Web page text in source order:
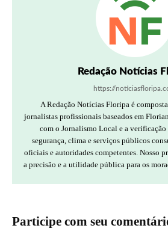
Redação Notícias
https://
A Redação Notícias Floripa é
jornalistas profissionais baseados em
com o Jornalismo Local e a
segurança, clima e serviços públicos
oficiais e autoridades competentes. Nosso
a precisão e a utilidade pública para os
Participe com seu